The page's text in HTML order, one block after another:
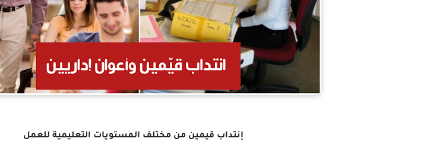
إنتداب قيمين من مختلف المستويات التعليمية للعمل